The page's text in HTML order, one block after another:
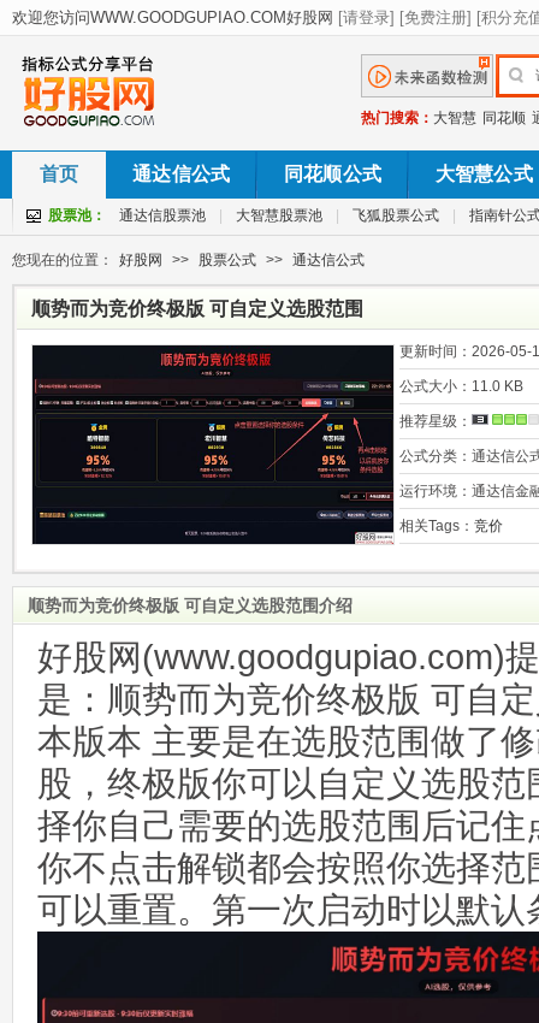
热门搜索： 大智慧 同花顺
首页 通达信公式 同花顺公式 大智慧公式
股票池： 通达信股票池 大智慧股票池 飞狐股票公式 指南针公
您现在的位置： 好股网 >> 股票公式 >> 通达信公式
顺势而为竞价终极版 可自定义选股范围
更新时间： 2026-05-
公式大小： 11.0 KB
推荐星级：
公式分类： 通达信公
运行环境： 通达信金
相关Tags： 竞价
顺势而为竞价终极版 可自定义选股范围介绍
好股网(www.goodgupiao.com)
是：顺势而为竞价终极版 可自
本版本 主要是在选股范围做了
股，终极版你可以自定义选股
择你自己需要的选股范围后记
你不点击解锁都会按照你选择
可以重置。第一次启动时以默